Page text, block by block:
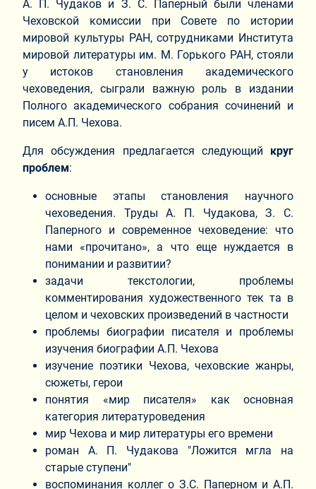
А. П. Чудаков и З. С. Паперный были членами
Чеховской комиссии при Совете по истории
мировой культуры РАН, сотрудниками Института
мировой литературы им. М. Горького РАН, стояли
у истоков становления академического
чеховедения, сыграли важную роль в издании
Полного академического собрания сочинений и
писем А.П. Чехова.
Для обсуждения предлагается следующий круг
проблем:
основные этапы становления научного
чеховедения. Труды А. П. Чудакова, З. С.
Паперного и современное чеховедение: что
нами «прочитано», а что еще нуждается в
понимании и развитии?
задачи текстологии, проблемы
комментирования художественного тек та в
целом и чеховских произведений в частности
проблемы биографии писателя и проблемы
изучения биографии А.П. Чехова
изучение поэтики Чехова, чеховские жанры,
сюжеты, герои
понятия «мир писателя» как основная
категория литературоведения
мир Чехова и мир литературы его времени
роман А. П. Чудакова "Ложится мгла на
старые ступени"
воспоминания коллег о З.С. Паперном и А.П.